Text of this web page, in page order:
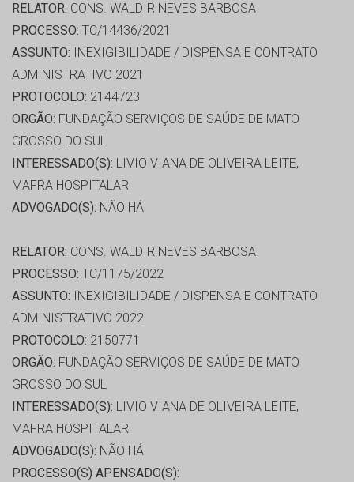
RELATOR: CONS. WALDIR NEVES BARBOSA
PROCESSO: TC/14436/2021
ASSUNTO: INEXIGIBILIDADE / DISPENSA E CONTRATO
ADMINISTRATIVO 2021
PROTOCOLO: 2144723
ORGÃO: FUNDAÇÃO SERVIÇOS DE SAÚDE DE MATO
GROSSO DO SUL
INTERESSADO(S): LIVIO VIANA DE OLIVEIRA LEITE,
MAFRA HOSPITALAR
ADVOGADO(S): NÃO HÁ
RELATOR: CONS. WALDIR NEVES BARBOSA
PROCESSO: TC/1175/2022
ASSUNTO: INEXIGIBILIDADE / DISPENSA E CONTRATO
ADMINISTRATIVO 2022
PROTOCOLO: 2150771
ORGÃO: FUNDAÇÃO SERVIÇOS DE SAÚDE DE MATO
GROSSO DO SUL
INTERESSADO(S): LIVIO VIANA DE OLIVEIRA LEITE,
MAFRA HOSPITALAR
ADVOGADO(S): NÃO HÁ
PROCESSO(S) APENSADO(S):